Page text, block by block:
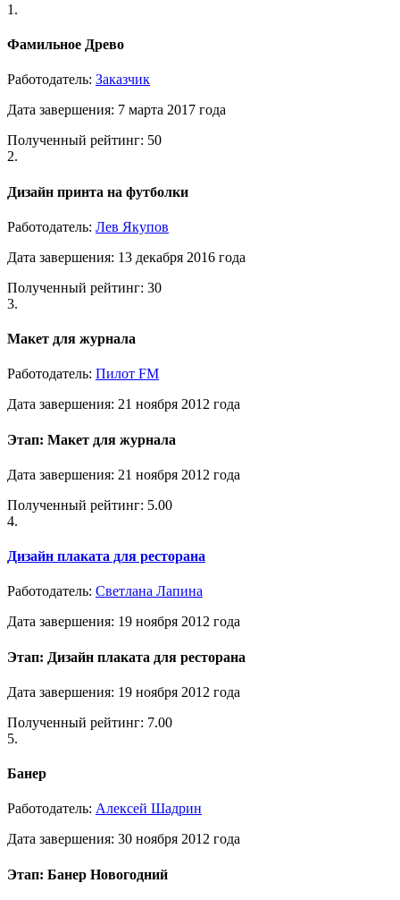
1.
Фамильное Древо
Работодатель: Заказчик
Дата завершения: 7 марта 2017 года
Полученный рейтинг: 50
2.
Дизайн принта на футболки
Работодатель: Лев Якупов
Дата завершения: 13 декабря 2016 года
Полученный рейтинг: 30
3.
Макет для журнала
Работодатель: Пилот FM
Дата завершения: 21 ноября 2012 года
Этап: Макет для журнала
Дата завершения: 21 ноября 2012 года
Полученный рейтинг: 5.00
4.
Дизайн плаката для ресторана
Работодатель: Светлана Лапина
Дата завершения: 19 ноября 2012 года
Этап: Дизайн плаката для ресторана
Дата завершения: 19 ноября 2012 года
Полученный рейтинг: 7.00
5.
Банер
Работодатель: Алексей Шадрин
Дата завершения: 30 ноября 2012 года
Этап: Банер Новогодний